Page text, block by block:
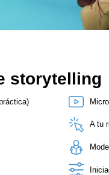
storytelling
A tu